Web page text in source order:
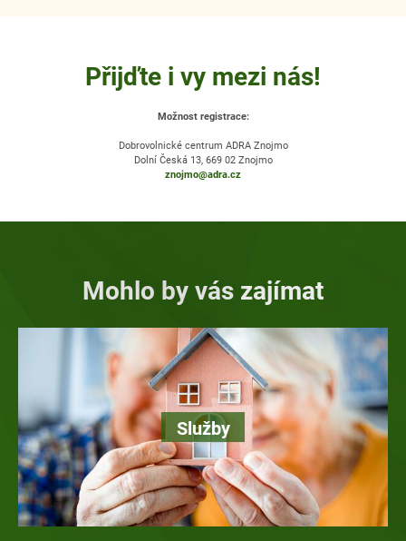
Přijďte i vy mezi nás!
Možnost registrace:
Dobrovolnické centrum ADRA Znojmo
Dolní Česká 13, 669 02 Znojmo
znojmo@adra.cz
Mohlo by vás zajímat
Služby